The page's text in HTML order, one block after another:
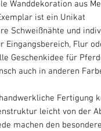
Wanddekoration aus
ist ein Unikat
Schweißnähte und
Eingangsbereich, Flur
Geschenkidee für
auch in anderen
Fertigung
leicht von der
machen den